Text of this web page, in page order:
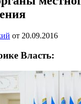
от 20.09.2016
Власть: